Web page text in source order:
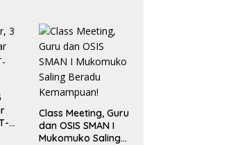
Class Meeting, Guru
dan OSIS SMAN I
Mukomuko Saling